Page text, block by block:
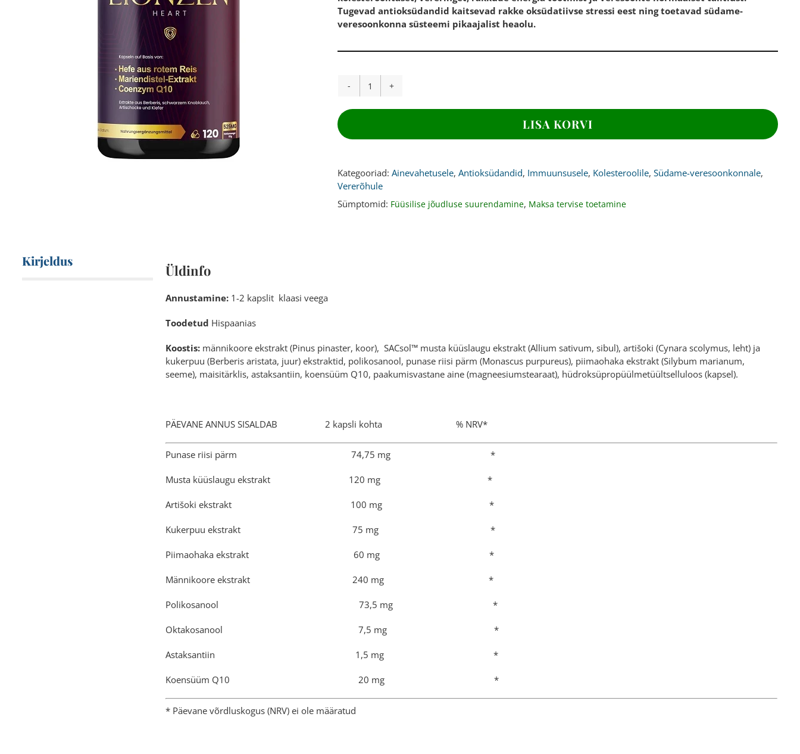
Tugevad antioksüdandid kaitsevad rakke oksüdatiivse stressi eest ning toetavad südame-
veresoonkonna süsteemi pikaajalist heaolu.
PUNANE
LISA KORVI
Kategooriad: Ainevahetusele, Antioksüdandid, Immuunsusele, Kolesteroolile, Südame-veresoonkonnale,
Vererõhule
Sümptomid: Füüsilise jõudluse suurendamine, Maksa tervise toetamine
Kirjeldus
Üldinfo
Annustamine: 1-2 kapslit klaasi veega
Toodetud Hispaanias
Koostis: männikoore ekstrakt (Pinus pinaster, koor), SACsol™ musta küüslaugu ekstrakt (Allium sativum, sibul), artišoki (Cynara scolymus, leht) ja
kukerpuu (Berberis aristata, juur) ekstraktid, polikosanool, punase riisi pärm (Monascus purpureus), piimaohaka ekstrakt (Silybum marianum,
seeme), maisitärklis, astaksantiin, koensüüm Q10, paakumisvastane aine (magneesiumstearaat), hüdroksüpropüülmetüültselluloos (kapsel).
PÄEVANE ANNUS SISALDAB 2 kapsli kohta % NRV*
Punase riisi pärm 74,75 mg *
Musta küüslaugu ekstrakt 120 mg *
Artišoki ekstrakt 100 mg *
Kukerpuu ekstrakt 75 mg *
Piimaohaka ekstrakt 60 mg *
Männikoore ekstrakt 240 mg *
Polikosanool 73,5 mg *
Oktakosanool 7,5 mg *
Astaksantiin 1,5 mg *
Koensüüm Q10 20 mg *
* Päevane võrdluskogus (NRV) ei ole määratud